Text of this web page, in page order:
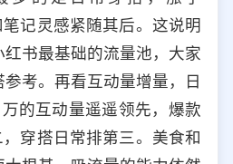
记灵感紧随其后。这说明
书最基础的流量池，大家
考。再看互动量增量，日
的互动量遥遥领先，爆款
穿搭日常排第三。美食和